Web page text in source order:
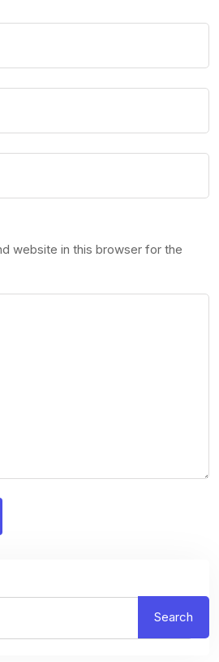
website in this browser for the
Search